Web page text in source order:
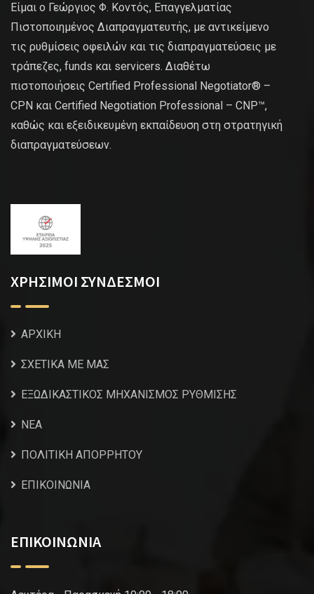
Είμαι ο Γεώργιος Φ. Κοντός, Επαγγελματίας
Πιστοποιημένος Διαπραγματευτής, με αντικείμενο
τις ρυθμίσεις οφειλών και τις διαπραγματεύσεις με
τράπεζες, funds και servicers. Διαθέτω
πιστοποιήσεις Certified Professional Negotiator® –
CPN και Certified Negotiation Professional – CNP™,
καθώς και εξειδικευμένη εκπαίδευση στη στρατηγική
διαπραγματεύσεων.
ΧΡΗΣΙΜΟΙ ΣΥΝΔΕΣΜΟΙ
ΑΡΧΙΚΗ
ΣΧΕΤΙΚΑ ΜΕ ΜΑΣ
ΕΞΩΔΙΚΑΣΤΙΚΟΣ ΜΗΧΑΝΙΣΜΟΣ ΡΥΘΜΙΣΗΣ
NEA
ΠΟΛΙΤΙΚΗ ΑΠΟΡΡΗΤΟΥ
ΕΠΙΚΟΙΝΩΝΙΑ
ΕΠΙΚΟΙΝΩΝΙΑ